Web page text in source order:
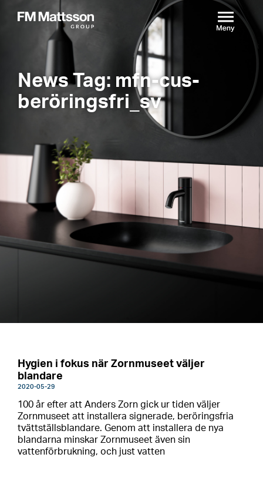
News Tag: mfn-cus-
beröringsfri_sv
Hygien i fokus när Zornmuseet väljer
blandare
2020-05-29
100 år efter att Anders Zorn gick ur tiden väljer
Zornmuseet att installera signerade, beröringsfria
tvättställsblandare. Genom att installera de nya
blandarna minskar Zornmuseet även sin
vattenförbrukning, och just vatten